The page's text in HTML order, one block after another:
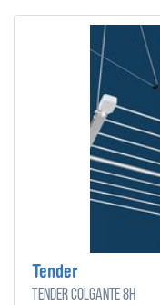
Tender
Tender Colgante 8H